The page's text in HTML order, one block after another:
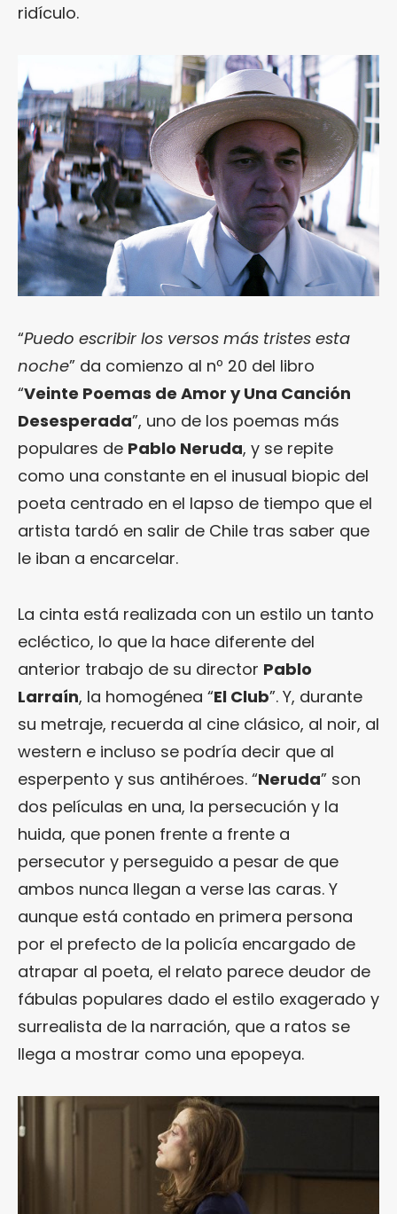
ridículo.
“Puedo escribir los versos más tristes esta
noche” da comienzo al nº 20 del libro
“Veinte Poemas de Amor y Una Canción
Desesperada”, uno de los poemas más
populares de Pablo Neruda, y se repite
como una constante en el inusual biopic del
poeta centrado en el lapso de tiempo que el
artista tardó en salir de Chile tras saber que
le iban a encarcelar.
La cinta está realizada con un estilo un tanto
ecléctico, lo que la hace diferente del
anterior trabajo de su director Pablo
Larraín, la homogénea “El Club”. Y, durante
su metraje, recuerda al cine clásico, al noir, al
western e incluso se podría decir que al
esperpento y sus antihéroes. “Neruda” son
dos películas en una, la persecución y la
huida, que ponen frente a frente a
persecutor y perseguido a pesar de que
ambos nunca llegan a verse las caras. Y
aunque está contado en primera persona
por el prefecto de la policía encargado de
atrapar al poeta, el relato parece deudor de
fábulas populares dado el estilo exagerado y
surrealista de la narración, que a ratos se
llega a mostrar como una epopeya.